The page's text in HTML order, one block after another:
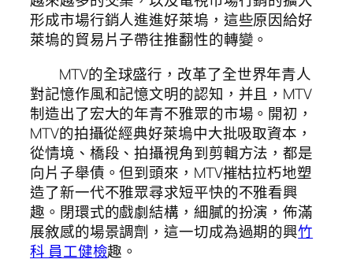
形成市場行銷人進進好萊塢，這些原因給好
萊塢的貿易片子帶往推翻性的轉變。
MTV的全球盛行，改革了全世界年青人
對記憶作風和記憶文明的認知，并且，MTV
制造出了宏大的年青不雅眾的市場。開初，
MTV的拍攝從經典好萊塢中大批吸取資本，
從情境、橋段、拍攝視角到剪輯方法，都是
向片子舉債。但到頭來，MTV摧枯拉朽地塑
造了新一代不雅眾尋求短平快的不雅看興
趣。閉環式的戲劇結構，細膩的扮演，佈滿
展敘感的場景調劑，這一切成為過期的興竹
科 員工健檢趣。